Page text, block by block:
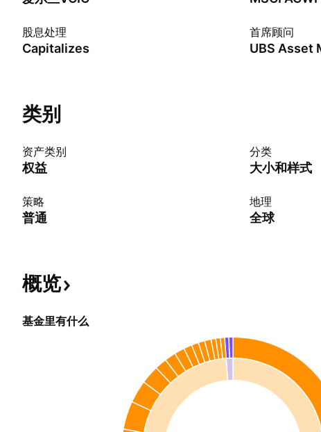
股息处理
Capitalizes
首席顾问
类别
资产类别
权益
分类
大小和样式
策略
普通
地理
全球
概览
基金里有什么